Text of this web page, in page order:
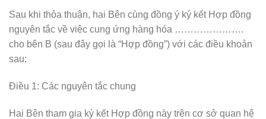
Sau khi thỏa thuận, hai Bên cùng đồng ý ký kết Hợp đồng
nguyên tắc về việc cung ứng hàng hóa ………………….
cho bên B (sau đây gọi là “Hợp đồng”) với các điều khoản
sau:
Điều 1: Các nguyên tắc chung
Hai Bên tham gia ký kết Hợp đồng này trên cơ sở quan hệ